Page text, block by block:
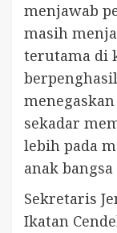
menjawab
masih
terutama di
sekadar
lebih pada
anak
Sekretaris
Ikatan